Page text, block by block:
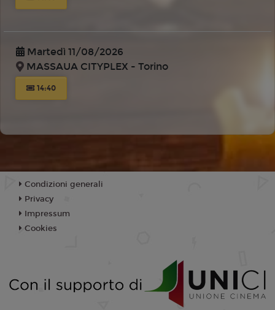
Martedì 11/08/2026
MASSAUA CITYPLEX - Torino
14:40
Condizioni generali
Privacy
Impressum
Cookies